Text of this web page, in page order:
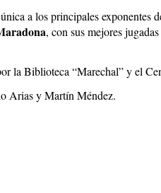
a los principales exponentes
, con sus mejores
la Biblioteca “Marechal” y el
Arias y Martín Méndez.